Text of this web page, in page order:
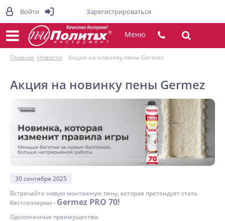
Меню
Главная Новости Акция на новинку пены Germez
Акция на новинку пены Germez
30 сентября 2025
Встречайте новую монтажную пену, которая претендует стать
бестселлером - Germez PRO 70!
Однозначные преимущества:
Войти Зарегистрироваться